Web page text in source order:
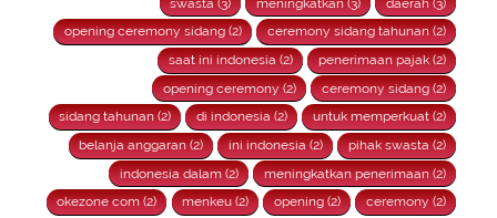
swasta (3)
meningkatkan (3)
daerah (3)
opening ceremony sidang (2)
ceremony sidang tahunan (2)
saat ini indonesia (2)
penerimaan pajak (2)
opening ceremony (2)
ceremony sidang (2)
sidang tahunan (2)
di indonesia (2)
untuk memperkuat (2)
belanja anggaran (2)
ini indonesia (2)
pihak swasta (2)
indonesia dalam (2)
meningkatkan penerimaan (2)
okezone com (2)
menkeu (2) opening (2)
ceremony (2)